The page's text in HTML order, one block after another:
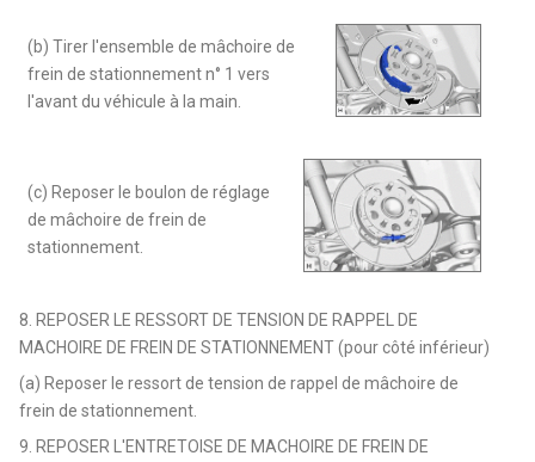
(b) Tirer l'ensemble de mâchoire de
frein de stationnement n° 1 vers
l'avant du véhicule à la main.
(c) Reposer le boulon de réglage
de mâchoire de frein de
stationnement.
8. REPOSER LE RESSORT DE TENSION DE RAPPEL DE
MACHOIRE DE FREIN DE STATIONNEMENT (pour côté inférieur)
(a) Reposer le ressort de tension de rappel de mâchoire de
frein de stationnement.
9. REPOSER L'ENTRETOISE DE MACHOIRE DE FREIN DE